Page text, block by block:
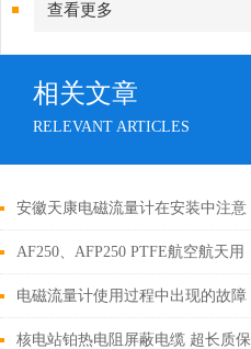
查看更多
相关文章
RELEVANT ARTICLES
安徽天康电磁流量计在安装中注意
事项
AF250、AFP250 PTFE航空航天用
聚四氟乙烯绝缘电线
电磁流量计使用过程中出现的故障
核电站铂热电阻屏蔽电缆 超长质保